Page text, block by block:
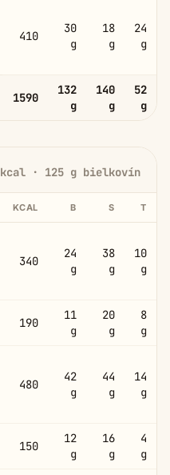
410
30
g
18
g
24
g
1590
132
g
140
g
52
g
kcal · 125 g bielkovín
KCAL B S T
340
24
g
38
g
10
g
190
11
g
20
g
8
g
480
42
g
44
g
14
g
150
12
g
16
g
4
g